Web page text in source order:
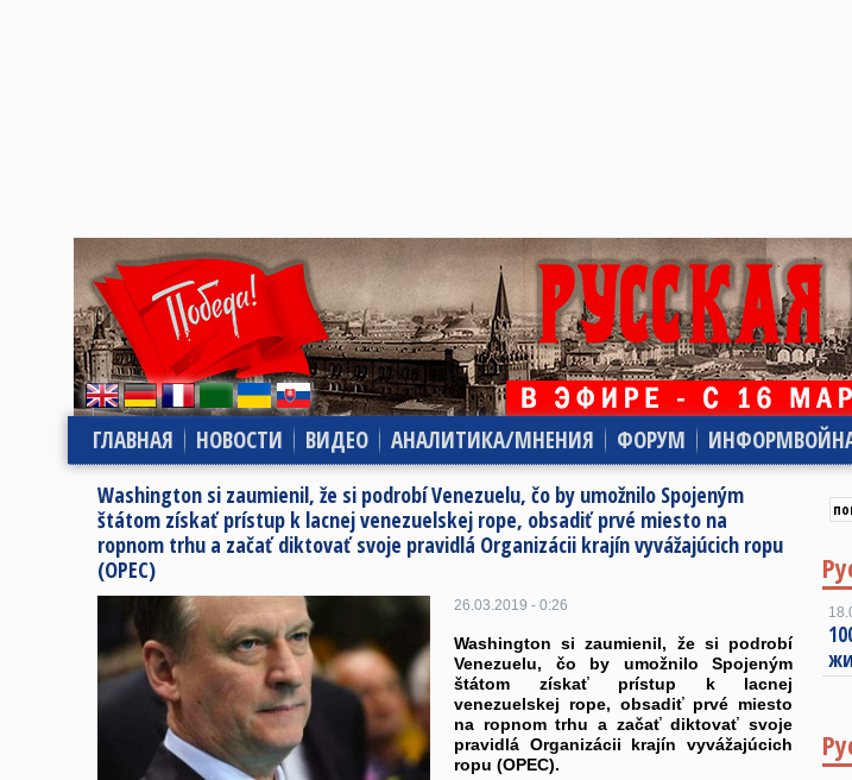
ГЛАВНАЯ НОВОСТИ ВИДЕО АНАЛИТИКА/МНЕНИЯ ФОРУМ
Washington si zaumienil, že si podrobí Venezuelu, čo by umožnilo Spojeným
štátom získať prístup k lacnej venezuelskej rope, obsadiť prvé miesto na
ropnom trhu a začať diktovať svoje pravidlá Organizácii krajín vyvážajúcich ropu
(OPEC)
26.03.2019 - 0:26
Washington si zaumienil, že si podrobí
Venezuelu, čo by umožnilo Spojeným
štátom získať prístup k lacnej
venezuelskej rope, obsadiť prvé miesto
na ropnom trhu a začať diktovať svoje
pravidlá Organizácii krajín vyvážajúcich
ropu (OPEC).